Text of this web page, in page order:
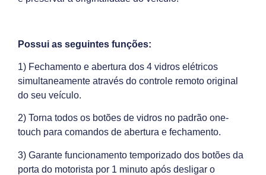
Possui as seguintes funções:
1) Fechamento e abertura dos 4 vidros elétricos
simultaneamente através do controle remoto original
do seu veículo.
2) Torna todos os botões de vidros no padrão one-
touch para comandos de abertura e fechamento.
3) Garante funcionamento temporizado dos botões da
porta do motorista por 1 minuto após desligar o